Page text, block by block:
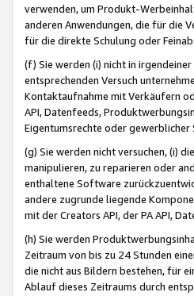
verwenden, um Produkt-
anderen Anwendungen, die für die
für die direkte Schulung oder
(f) Sie werden (i) nicht in
entsprechenden Versuch
Kontaktaufnahme mit Verkäufern
API, Datenfeeds,
Eigentumsrechte oder
(g) Sie werden nicht versuchen, (i)
manipulieren, zu reparieren oder
enthaltene Software
andere zugrunde liegende
mit der Creators API, der PA API,
(h) Sie werden
Zeitraum von bis zu 24 Stunden
die nicht aus Bildern bestehen, für
Ablauf dieses Zeitraums durch